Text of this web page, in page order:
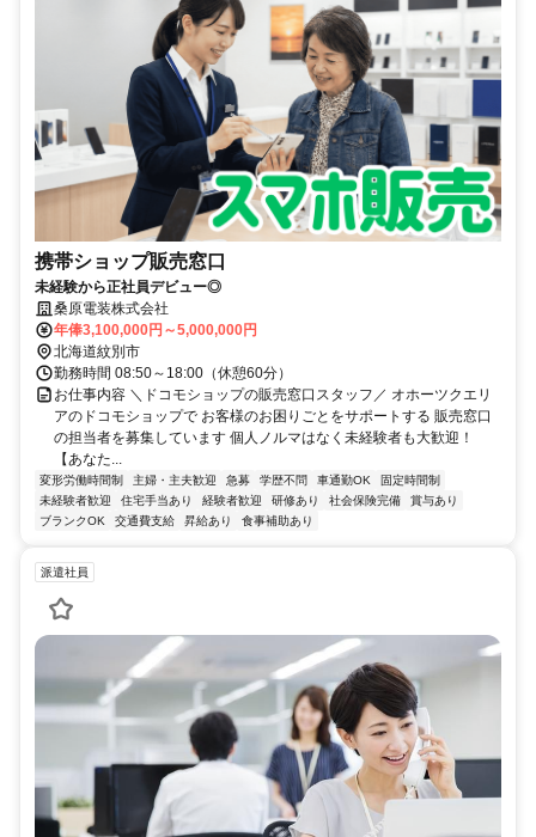
携帯ショップ販売窓口
未経験から正社員デビュー◎
桑原電装株式会社
年俸3,100,000円～5,000,000円
北海道紋別市
勤務時間 08:50～18:00（休憩60分）
お仕事内容 ＼ドコモショップの販売窓口スタッフ／ オホーツクエリ
アのドコモショップで お客様のお困りごとをサポートする 販売窓口
の担当者を募集しています 個人ノルマはなく未経験者も大歓迎！
【あなた...
変形労働時間制 主婦・主夫歓迎 急募 学歴不問 車通勤OK
固定時間制
未経験者歓迎
住宅手当あり 経験者歓迎 研修あり 社会保険完備
賞与あり
ブランクOK
交通費支給 昇給あり 食事補助あり
派遣社員